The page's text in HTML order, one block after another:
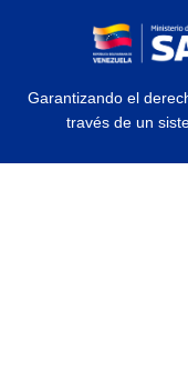
Garantizando el
través de un